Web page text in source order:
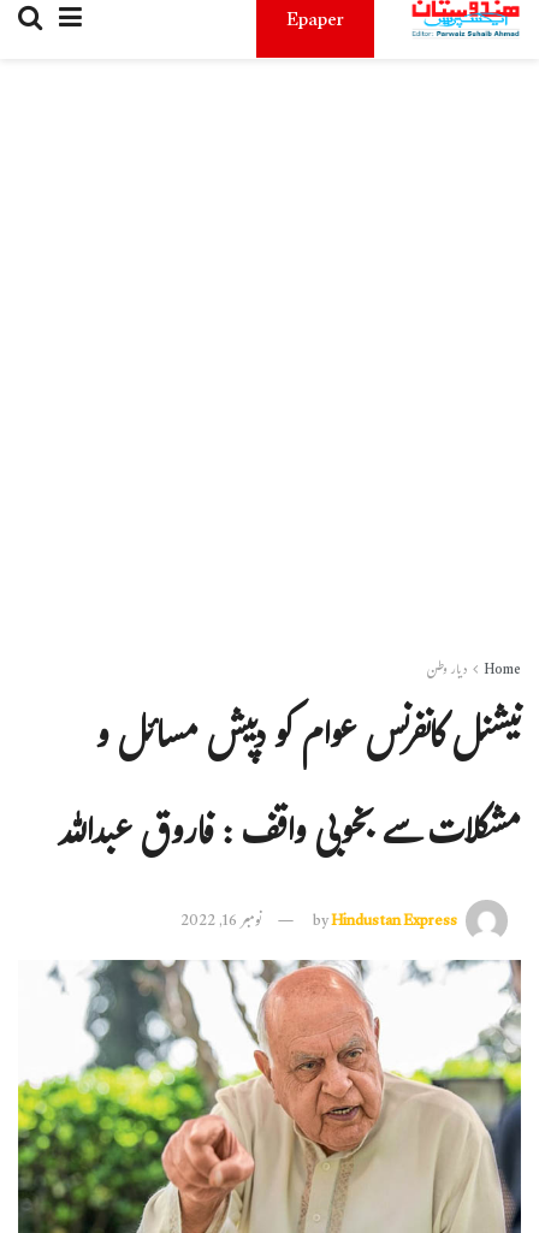
Epaper
Home دیار وطن
نیشنل کانفرنس عوام کو دپیش مسائل و
مشکلات سے بخوبی واقف : فاروق عبداللہ
byHindustan Express نومبر 16, 2022